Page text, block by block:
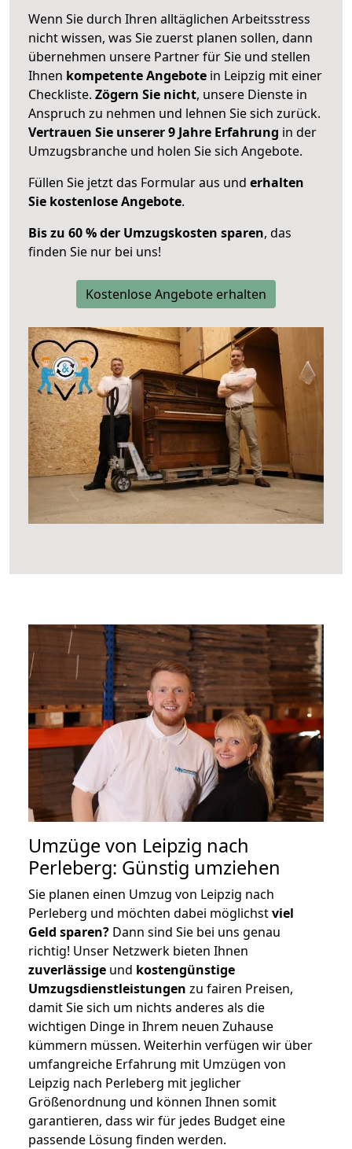
Wenn Sie durch Ihren alltäglichen Arbeitsstress
nicht wissen, was Sie zuerst planen sollen, dann
übernehmen unsere Partner für Sie und stellen
Ihnen kompetente Angebote in Leipzig mit einer
Checkliste. Zögern Sie nicht, unsere Dienste in
Anspruch zu nehmen und lehnen Sie sich zurück.
Vertrauen Sie unserer 9 Jahre Erfahrung in der
Umzugsbranche und holen Sie sich Angebote.
Füllen Sie jetzt das Formular aus und erhalten
Sie kostenlose Angebote.
Bis zu 60 % der Umzugskosten sparen, das
finden Sie nur bei uns!
Kostenlose Angebote erhalten
Umzüge von Leipzig nach
Perleberg: Günstig umziehen
Sie planen einen Umzug von Leipzig nach
Perleberg und möchten dabei möglichstviel
Geld sparen? Dann sind Sie bei uns genau
richtig! Unser Netzwerk bieten Ihnen
zuverlässige und kostengünstige
Umzugsdienstleistungen zu fairen Preisen,
damit Sie sich um nichts anderes als die
wichtigen Dinge in Ihrem neuen Zuhause
kümmern müssen. Weiterhin verfügen wir über
umfangreiche Erfahrung mit Umzügen von
Leipzig nach Perleberg mit jeglicher
Größenordnung und können Ihnen somit
garantieren, dass wir für jedes Budget eine
passende Lösung finden werden.